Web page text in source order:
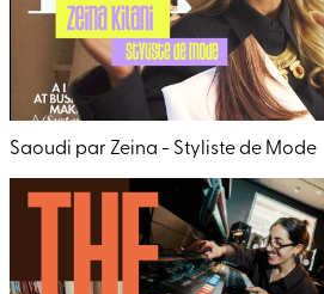
Saoudi par Zeina - Styliste de Mode